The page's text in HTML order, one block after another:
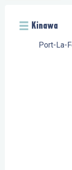
Kinawa
Port-La-